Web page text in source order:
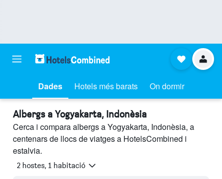
Dades Hotels més barats On dormir
Albergs a Yogyakarta, Indonèsia
Cerca i compara albergs a Yogyakarta, Indonèsia, a
centenars de llocs de viatges a HotelsCombined i
estalvia.
2 hostes, 1 habitació